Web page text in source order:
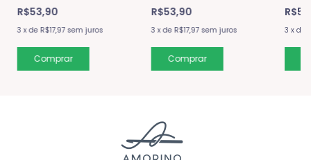
R$53,90
3 xde R$17,97 sem juros
R$53,90
3 xde R$17,97 sem juros 3 x de